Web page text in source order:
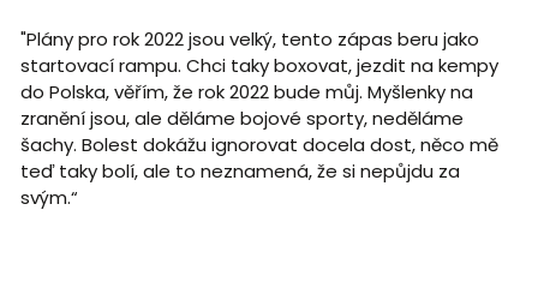
"Plány pro rok 2022 jsou velký, tento zápas beru jako
startovací rampu. Chci taky boxovat, jezdit na kempy
do Polska, věřím, že rok 2022 bude můj. Myšlenky na
zranění jsou, ale děláme bojové sporty, neděláme
šachy. Bolest dokážu ignorovat docela dost, něco mě
teď taky bolí, ale to neznamená, že si nepůjdu za
svým.“